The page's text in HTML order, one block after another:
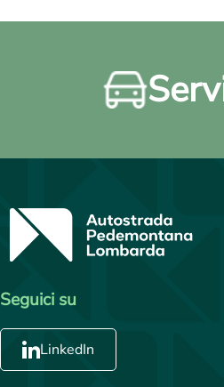
Seguici su
LinkedIn